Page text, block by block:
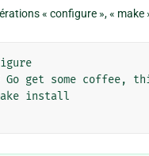
« configure », « make
Go get some coffee,
install